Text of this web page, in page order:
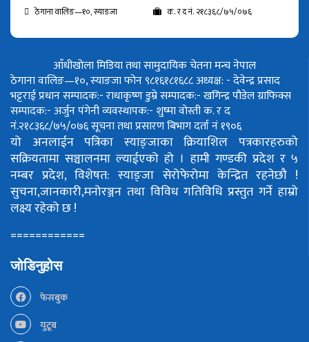
ठेगाना वालिङ—१०, स्याङजा
क. र द नं. २१८३६८/७५/०७६
आँधीखोला मिडिया तथा सामुदायिक चेतना मन्च नेपाल
ठेगाना वालिङ—१०, स्याङजा फोन ९८१६१८१६८८अध्यक्ष: - देवेन्द्र प्रसाद
भट्टराईप्रधान सम्पादक:- राधाकृष्ण डुम्रेसम्पादक:- खगिन्द्र पौडेलग्राफिक्स
सम्पादक:- अर्जुन पंगेनीव्यवस्थापक:- शुष्मा वोस्तीक. र द
नं.२१८३६८/७५/०७६सूचना तथा प्रसारण बिभाग दर्ता नं १९०६
यो अनलाईन पत्रिका स्याङ्जाका क्रियाशिल पत्रकारहरुको
सक्रियतामा सञ्चालनमा ल्याईएको हो । हामी गण्डकी प्रदेश र ५
नम्बर प्रदेश, विशेषत: स्याङ्जा सेरोफेरोमा केन्द्रित रहनेछौ !
सुचना,जानकारी,मनोरञ्जन तथा विविध गतिविधि प्रस्तुत गर्ने हाम्रो
लक्ष्य रहेको छ !
============
जोडिनुहोस
फेसबुक
युटूब